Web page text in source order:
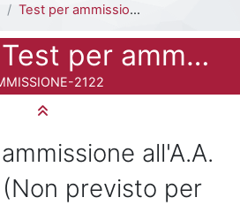
Test per ammissione all'A.A. 2021/22 (Non previsto per l'AA 2022/2023)
F9101Q - Test per ammissione A.A. 2021/22
2122
Minimizza tutto
all'A.A.
previsto per